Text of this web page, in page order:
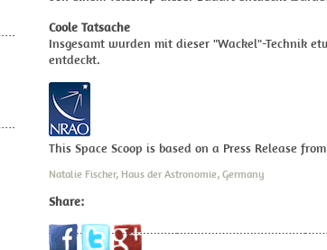
Coole Tatsache
Insgesamt wurden mit dieser "Wackel"-Technik
entdeckt.
This Space Scoop is based on a Press Release from
Natalie Fischer, Haus der Astronomie, Germany
Share: